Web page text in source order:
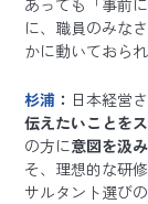
あっても「事前
に、職員のみな
かに動いておられ
杉浦 ： 日本経営
伝えたいことを
の方に意図を汲
そ、理想的な研
サルタント選び